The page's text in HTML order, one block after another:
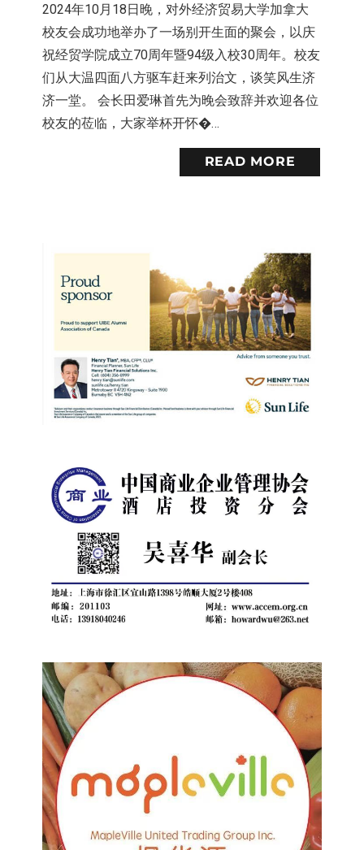
2024年10月18日晚，对外经济贸易大学加拿大
校友会成功地举办了一场别开生面的聚会，以庆
祝经贸学院成立70周年暨94级入校30周年。校友
们从大温四面八方驱车赶来列治文，谈笑风生济
济一堂。 会长田爱琳首先为晚会致辞并欢迎各位
校友的莅临，大家举杯开怀�…
READ MORE